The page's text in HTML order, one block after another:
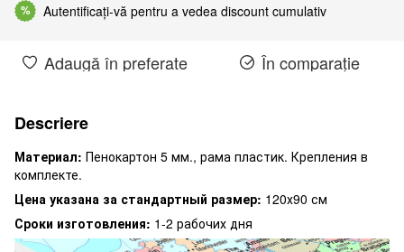
% Autentificați-vă pentru a vedea discount cumulativ
Adaugă în preferate În comparație
Descriere
Материал: Пенокартон 5 мм., рама пластик. Крепления в
комплекте.
Цена указана за стандартный размер: 120х90 см
Сроки изготовления: 1-2 рабочих дня